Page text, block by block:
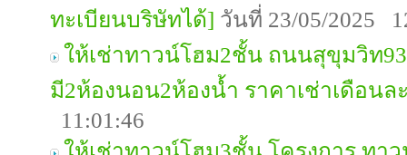
ทะเบียนบริษัทได้] วันที่ 23/05/2025
ให้เช่าทาวน์โฮม2ชั้น ถนนสุขุมวิท
มี2ห้องนอน2ห้องน้ำ ราคาเช่าเดือนล
11:01:46